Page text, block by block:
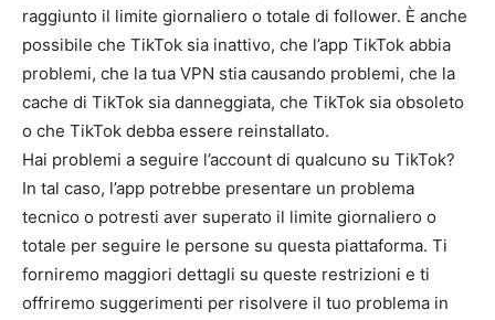
raggiunto il limite giornaliero o totale di follower. È anche
possibile che TikTok sia inattivo, che l’app TikTok abbia
problemi, che la tua VPN stia causando problemi, che la
cache di TikTok sia danneggiata, che TikTok sia obsoleto
o che TikTok debba essere reinstallato.
Hai problemi a seguire l’account di qualcuno su TikTok?
In tal caso, l’app potrebbe presentare un problema
tecnico o potresti aver superato il limite giornaliero o
totale per seguire le persone su questa piattaforma. Ti
forniremo maggiori dettagli su queste restrizioni e ti
offriremo suggerimenti per risolvere il tuo problema in